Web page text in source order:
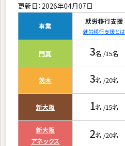
更新日：2026年04月07日
事業
就労移行支援
就労移行支援とは
門真 3名 /15名
茨木 3名 /20名
新大阪 1名 /15名
新大阪
アネックス
2名 /20名